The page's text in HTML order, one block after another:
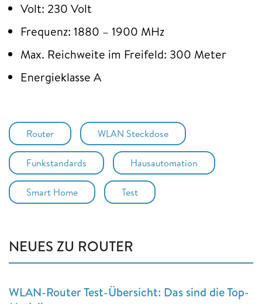
Volt: 230 Volt
Frequenz: 1880 – 1900 MHz
Max. Reichweite im Freifeld: 300 Meter
Energieklasse A
Router WLAN Steckdose
Funkstandards Hausautomation
Smart Home Test
NEUES ZU ROUTER
WLAN-Router Test-Übersicht: Das sind die Top-